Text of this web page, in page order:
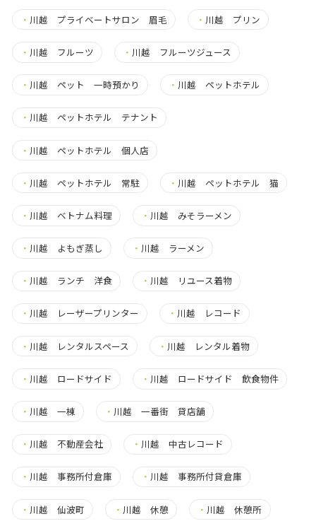
・ 川越 プライベートサロン 眉毛 ・ 川越 プリン
・ 川越 フルーツ ・ 川越 フルーツジュース
・ 川越 ペット 一時預かり ・ 川越 ペットホテル
・ 川越 ペットホテル テナント
・ 川越 ペットホテル 個人店
・ 川越 ペットホテル 常駐 ・ 川越 ペットホテル 猫
・ 川越 ベトナム料理 ・ 川越 みそラーメン
・ 川越 よもぎ蒸し ・ 川越 ラーメン
・ 川越 ランチ 洋食 ・ 川越 リユース着物
・ 川越 レーザープリンター ・ 川越 レコード
・ 川越 レンタルスペース ・ 川越 レンタル着物
・ 川越 ロードサイド ・ 川越 ロードサイド 飲食物件
・ 川越 一棟 ・ 川越 一番街 貸店舗
・ 川越 不動産会社 ・ 川越 中古レコード
・ 川越 事務所付倉庫 ・ 川越 事務所付貸倉庫
・ 川越 仙波町 ・ 川越 休憩 ・ 川越 休憩所